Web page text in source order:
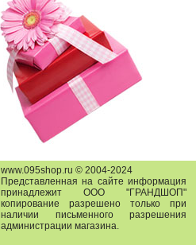
www.095shop.ru © 2004-2024
Представленная на сайте информация
принадлежит ООО "ГРАНДШОП"
копирование разрешено только при
наличии письменного разрешения
администрации магазина.